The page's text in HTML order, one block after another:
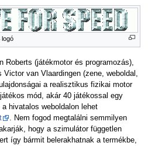
logó
Roberts (játékmotor és programozás),
van Vlaardingen (zene, weboldal,
a realisztikus fizikai motor
mód, akár 40 játékossal egy
hivatalos weboldalon lehet
. Nem fogod megtalálni semmilyen
hogy a szimulátor független
így bármit belerakhatnak a termékbe,